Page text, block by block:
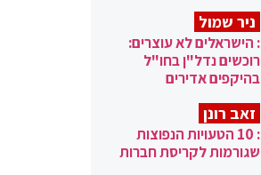
ניר שמול
: הישראלים לא עוצרים:
רוכשים נדל"ן בחו"ל
בהיקפים אדירים
זאב רונן
: 10 הטעויות הנפוצות
שגורמות לקריסת חברות